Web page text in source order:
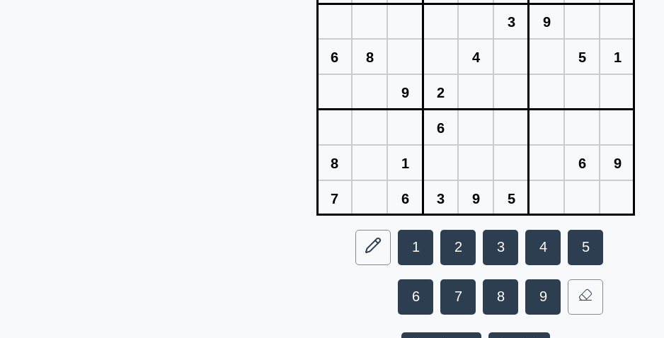
3 9
6 8 4 5 1
9 2
6
8 1 6 9
7 6 3 9 5
1 2 3 4 5
6 7 8 9